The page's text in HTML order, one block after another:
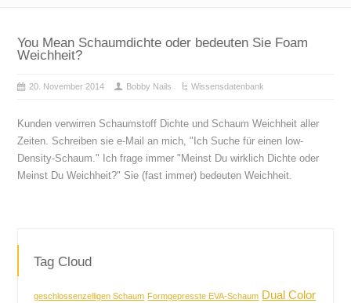
You Mean Schaumdichte oder bedeuten Sie Foam
Weichheit?
20. November 2014 Bobby Nails Wissensdatenbank
Kunden verwirren Schaumstoff Dichte und Schaum Weichheit aller
Zeiten. Schreiben sie e-Mail an mich, "Ich Suche für einen low-
Density-Schaum." Ich frage immer "Meinst Du wirklich Dichte oder
Meinst Du Weichheit?" Sie (fast immer) bedeuten Weichheit.
Tag Cloud
geschlossenzelligen Schaum Formgepresste EVA-Schaum Dual Color